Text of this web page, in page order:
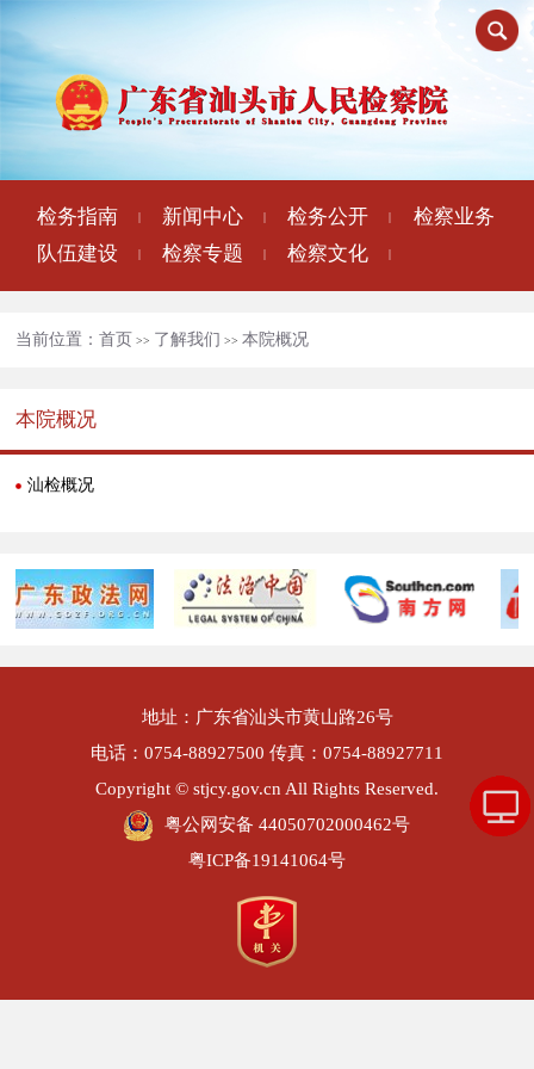
检务指南 新闻中心 检务公开
检察业务
队伍建设
检察专题 检察文化
当前位置：首页 >> 了解我们 >>本院概况
本院概况
汕检概况
地址：广东省汕头市黄山路26号
电话：0754-88927500 传真：0754-88927711
Copyright © stjcy.gov.cn All Rights Reserved.
粤公网安备 44050702000462号
粤ICP备19141064号